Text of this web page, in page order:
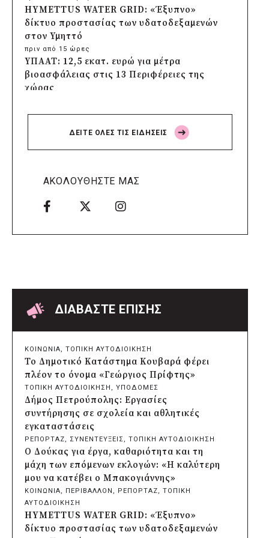
HYMETTUS WATER GRID: «Έξυπνο»
δίκτυο προστασίας των υδατοδεξαμενών
στον Υμηττό
πριν από 15 ώρες
ΥΠΑΑΤ: 12,5 εκατ. ευρώ για μέτρα
βιοασφάλειας στις 13 Περιφέρειες της
χώρας
Πρέσπεια 2026: Έξι ημέρες πολιτισμού,
μουσικής και γαστρονομίας στη Φλώρινα
Δήμος Πέλλας: Σε προσωρινή αναστολή
πριν από 16 ώρες
Δήμος Ελληνικού – Αργυρούπολης για το
Seoul Smart City Prize 2026
δίκτυο ηλεκτροφωτισμού
πριν από 17 ώρες
Δήμος Πατρέων: Αντικατάσταση
φωτιστικών μετά τη λεηλασία στο έλος
της Αγυιάς
πριν από 17 ώρες
Δήμος Σαρωνικού: Βανδάλισαν το
εκκλησάκι της Μεταμόρφωσης του
Σωτήρος
πριν από 17 ώρες
Περιφέρεια Αττικής: Έξι συμπεράσματα
για την ψηφιακή μετάβαση των
επιχειρήσεων
πριν από 17 ώρες
Δήμος Σαρωνικού και ΑΡΧΕΛΩΝ
ενημερώνουν τους λουόμενους για τη
συνύπαρξη με τις θαλάσσιες χελώνες
πριν από 18 ώρες
ΔΕΙΤΕ ΟΛΕΣ ΤΙΣ ΕΙΔΗΣΕΙΣ
ΑΚΟΛΟΥΘΗΣΤΕ ΜΑΣ
ΔΙΑΒΑΣΤΕ ΕΠΙΣΗΣ
ΚΟΙΝΩΝΙΑ, ΤΟΠΙΚΗ ΑΥΤΟΔΙΟΙΚΗΣΗ
Το Δημοτικό Κατάστημα Κουβαρά φέρει
πλέον το όνομα «Γεώργιος Πρίφτης»
ΤΟΠΙΚΗ ΑΥΤΟΔΙΟΙΚΗΣΗ , ΥΠΟΔΟΜΕΣ
Δήμος Πετρούπολης: Εργασίες
συντήρησης σε σχολεία και αθλητικές
εγκαταστάσεις
ΡΕΠΟΡΤΑΖ, ΣΥΝΕΝΤΕΥΞΕΙΣ, ΤΟΠΙΚΗ ΑΥΤΟΔΙΟΙΚΗΣΗ
Ο Δούκας για έργα, καθαριότητα και τη
μάχη των επόμενων εκλογών: «Η καλύτερη
μου να κατέβει ο Μπακογιάννης»
ΚΟΙΝΩΝΙΑ, ΠΕΡΙΒΑΛΛΟΝ , ΡΕΠΟΡΤΑΖ, ΤΟΠΙΚΗ
ΑΥΤΟΔΙΟΙΚΗΣΗ
HYMETTUS WATER GRID: «Έξυπνο»
δίκτυο προστασίας των υδατοδεξαμενών